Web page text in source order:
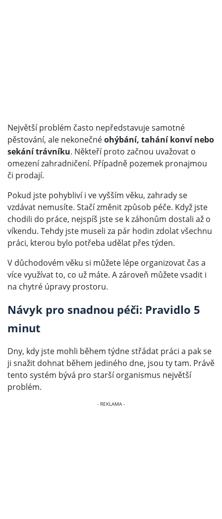
Největší problém často nepředstavuje samotné
pěstování, ale nekonečnéohýbání, tahání konví nebo
sekání trávníku. Někteří proto začnou uvažovat o
omezení zahradničení. Případně pozemek pronajmou
či prodají.
Pokud jste pohybliví i ve vyšším věku, zahrady se
vzdávat nemusíte. Stačí změnit způsob péče. Když jste
chodili do práce, nejspíš jste se k záhonům dostali až o
víkendu. Tehdy jste museli za pár hodin zdolat všechnu
práci, kterou bylo potřeba udělat přes týden.
V důchodovém věku si můžete lépe organizovat čas a
více využívat to, co už máte. A zároveň můžete vsadit i
na chytré úpravy prostoru.
Návyk pro snadnou péči: Pravidlo 5
minut
Dny, kdy jste mohli během týdne střádat práci a pak se
ji snažit dohnat během jediného dne, jsou ty tam. Právě
tento systém bývá pro starší organismus největší
problém.